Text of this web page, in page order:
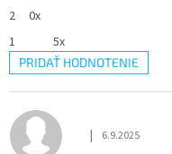
2
0x
1
5x
PRIDAŤ HODNOTENIE
p
i
Hodnotenie
| 6.9.2025